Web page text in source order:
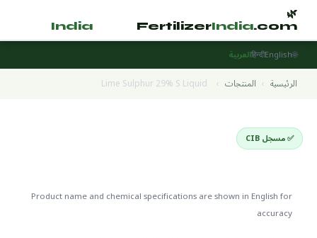
🌿
FertilizerIndia.com
India
🌐
English
हिन्दीالعربية
الرئيسية › المنتجات ›
Lime Sulphur 29% S Liquid
✅ مسجل CIB
Product name and chemical specifications are shown in English for
accuracy